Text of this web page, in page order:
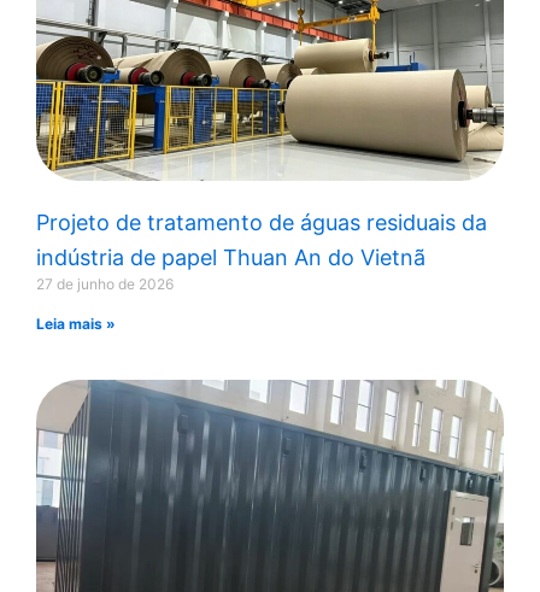
Projeto de tratamento de águas residuais da
indústria de papel Thuan An do Vietnã
27 de junho de 2026
Leia mais »